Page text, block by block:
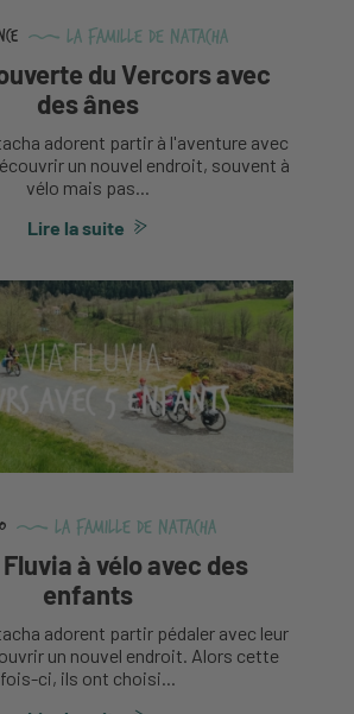
La famille de Natacha
du Vercors avec
des ânes
adorent partir à l'aventure avec
un nouvel endroit, souvent à
vélo mais pas...
Lire la suite
La famille de Natacha
à vélo avec des
enfants
adorent partir pédaler avec leur
un nouvel endroit. Alors cette
fois-ci, ils ont choisi...